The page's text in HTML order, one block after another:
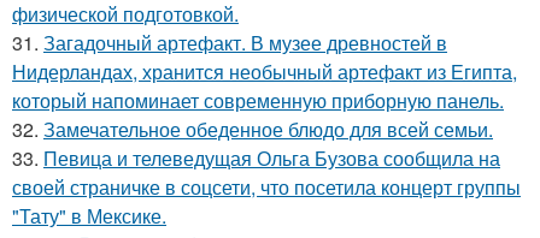
физической подготовкой.
31. Загадочный артефакт. В музее древностей в
Нидерландах, хранится необычный артефакт из Египта,
который напоминает современную приборную панель.
32. Замечательное обеденное блюдо для всей семьи.
33. Певица и телеведущая Ольга Бузова сообщила на
своей страничке в соцсети, что посетила концерт группы
"Тату" в Мексике.